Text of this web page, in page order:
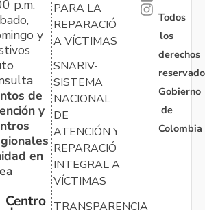
p.m.
y
de
y
en
Centro
PARA LA
REPARACIÓN
A VÍCTIMAS
SNARIV-
SISTEMA
NACIONAL
DE
ATENCIÓN Y
REPARACIÓN
INTEGRAL A
VÍCTIMAS
TRANSPARENCIA
Todos
los
derechos
Gobierno
de
Colombia